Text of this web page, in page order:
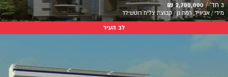
3 חד' / 2,700,000 ₪
מידי / אביגיל, רמת גן / קבוצת צליח רוטשילד
לב העיר